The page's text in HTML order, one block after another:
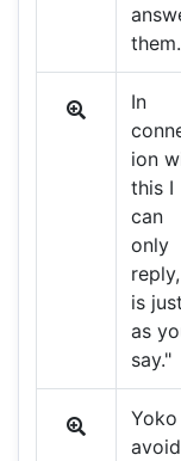
them.
In
ion
this I
can
only
is just
as
say."
Yoko